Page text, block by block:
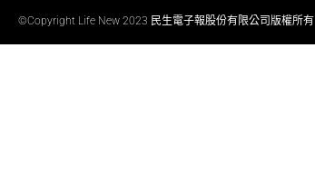
©Copyright Life New 2023 民生電子報股份有限公司版權所有